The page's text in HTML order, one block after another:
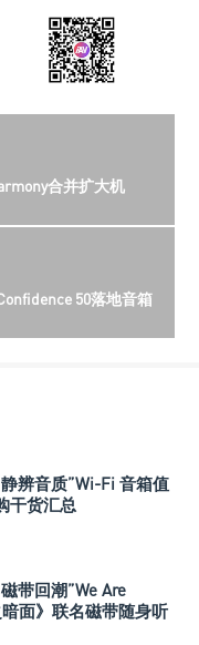
合并扩大机
50落地音箱
辨音质”Wi-Fi 音箱值
干货汇总
带回潮”We Are
面》联名磁带随身听